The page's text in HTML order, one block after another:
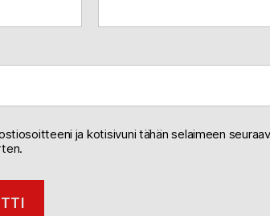
ja kotisivuni tähän selaimeen